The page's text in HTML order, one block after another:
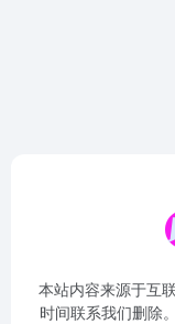
本站内容来源于互
时间联系我们删除